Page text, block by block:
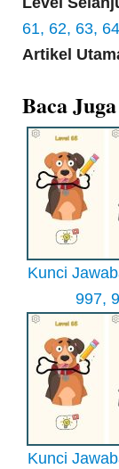
61, 62, 63,
Artikel
Baca Juga
Kunci
997,
Kunci